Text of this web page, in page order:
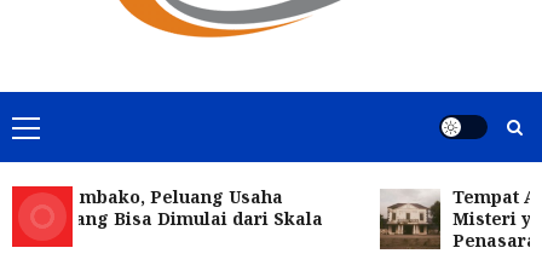
Primary
Menu
Sembako, Peluang Usaha
yang Bisa Dimulai dari Skala
Tempat
Misteri yang
Penasaran
Skateboard Jadi Hobi Seru yang